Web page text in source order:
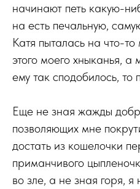
начинают петь какую-
на есть печальную,
Катя пыталась на что-
этого моего хныканья, а
ему так сподобилось, то
Еще не зная жажды
позволяющих мне
достать из кошелочки
приманчивого
во зле, а не зная горя, я